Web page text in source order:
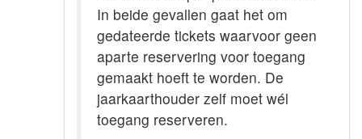
In beide gevallen gaat het om
gedateerde tickets waarvoor geen
aparte reservering voor toegang
gemaakt hoeft te worden. De
jaarkaarthouder zelf moet wél
toegang reserveren.